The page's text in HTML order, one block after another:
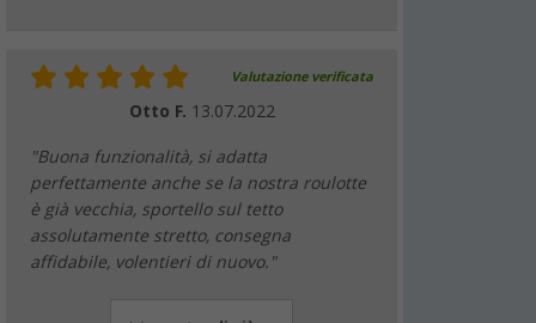
Valutazione verificata
Otto F. 13.07.2022
"Buona funzionalità, si adatta
perfettamente anche se la nostra roulotte
è già vecchia, sportello sul tetto
assolutamente stretto, consegna
affidabile, volentieri di nuovo."